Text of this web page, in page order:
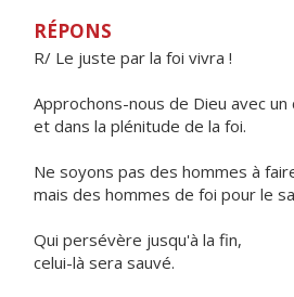
RÉPONS
R/ Le juste par la foi vivra !
Approchons-nous de Dieu avec
et dans la plénitude de la foi.
Ne soyons pas des hommes à
mais des hommes de foi pour le
Qui persévère jusqu'à la fin,
celui-là sera sauvé.